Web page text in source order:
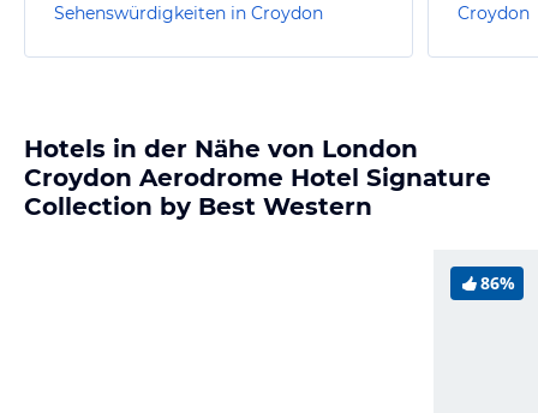
Sehenswürdigkeiten in Croydon
Croydon
Hotels in der Nähe von London
Croydon Aerodrome Hotel Signature
Collection by Best Western
86%